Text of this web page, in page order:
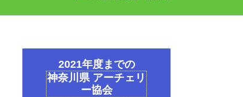
2021年度までの
神奈川県 アーチェリ
ー協会